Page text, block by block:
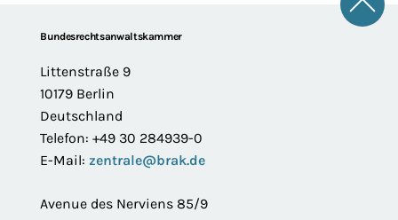
FooterBundesrechtsanwaltskammer
Littenstraße 9
10179 Berlin
Deutschland
Telefon: +49 30 284939-0
E-Mail: zentrale@brak.de
Avenue des Nerviens 85/9